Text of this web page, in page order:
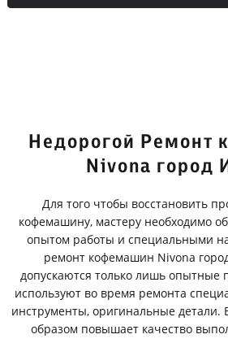
Недорогой Ремонт
Nivona город
Для того чтобы восстановить
кофемашину, мастеру необходимо
опытом работы и специальными
ремонт кофемашин Nivona
допускаются только лишь опытные
используют во время ремонта
инструменты, оригинальные детали.
образом повышает качество